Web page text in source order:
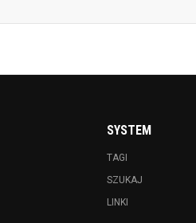
SYSTEM
TAGI
SZUKAJ
LINKI